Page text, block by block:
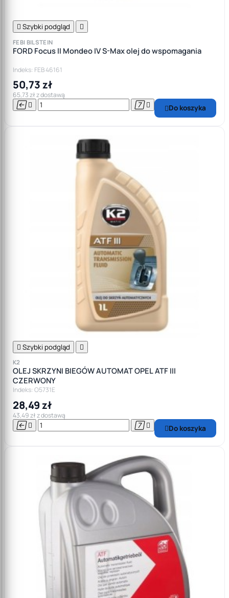
 Szybki podgląd 
FEBI BILSTEIN
FORD Focus II Mondeo IV S-Max olej do wspomagania
Indeks: FEB 46161
50,73 zł
65,73 zł z dostawą
    Do koszyka
 Szybki podgląd 
K2
OLEJ SKRZYNI BIEGÓW AUTOMAT OPEL ATF III
CZERWONY
Indeks: O5731E
28,49 zł
43,49 zł z dostawą
    Do koszyka